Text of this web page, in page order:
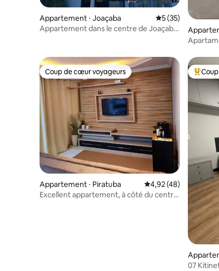
Appartement ⋅ Joaçaba Évaluation
5 (35)
Appartement dans le centre de Joaçaba
Coup de cœur voyageurs
Coup de cœur voyageurs
Appartement ⋅ Piratuba Évaluation moyenne
4,92 (48)
Excellent appartement, à côté du centre
Coups
07